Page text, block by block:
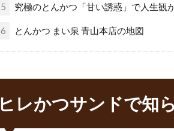
5 究極のとんかつ「甘い誘惑」で人生観
6 とんかつ まい泉 青山本店の地図
ヒレかつサンドで知